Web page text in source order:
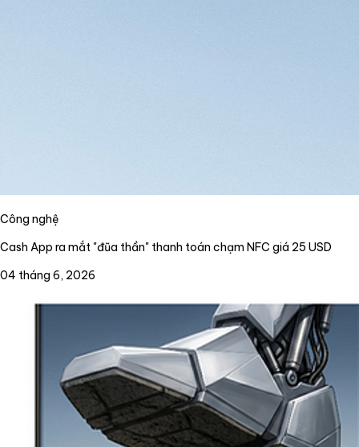
Công nghệ
Cash App ra mắt "đũa thần" thanh toán chạm NFC giá 25 USD
04 tháng 6, 2026